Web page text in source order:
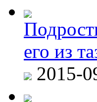
его из
2015-